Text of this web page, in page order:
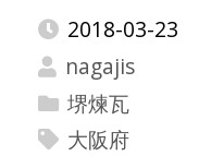
2018-03-23
nagajis
堺煉瓦
大阪府